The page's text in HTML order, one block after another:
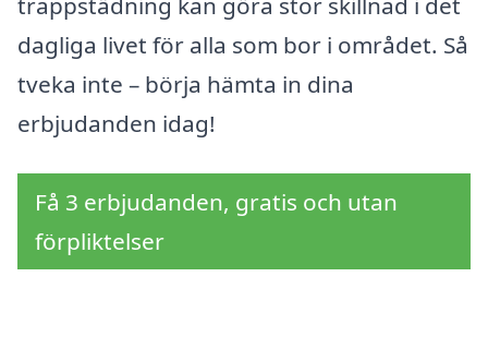
dagliga livet för alla som bor i området. Så
tveka inte – börja hämta in dina
erbjudanden idag!
Få 3 erbjudanden, gratis och utan
förpliktelser